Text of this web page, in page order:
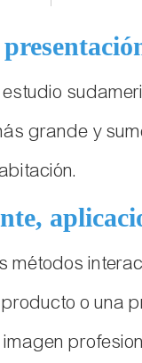
estudio
grande y
métodos
o una